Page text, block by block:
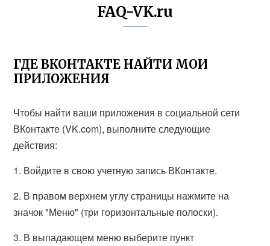
FAQ-VK.ru
ГДЕ ВКОНТАКТЕ НАЙТИ МОИ
ПРИЛОЖЕНИЯ
Чтобы найти ваши приложения в социальной сети
ВКонтакте (VK.com), выполните следующие
действия:
1. Войдите в свою учетную запись ВКонтакте.
2. В правом верхнем углу страницы нажмите на
значок "Меню" (три горизонтальные полоски).
3. В выпадающем меню выберите пункт